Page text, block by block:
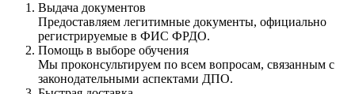
Выдача документов
Предоставляем легитимные документы, официально
регистрируемые в ФИС ФРДО.
Помощь в выборе обучения
Мы проконсультируем по всем вопросам, связанным с
законодательными аспектами ДПО.